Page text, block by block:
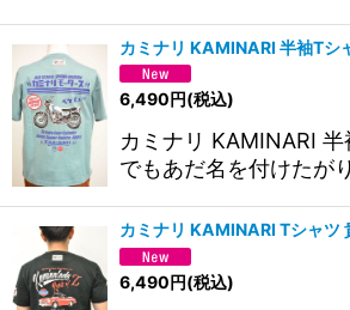
カミナリ KAMINARI 半袖Tシ
6,490円(税込)
カミナリ KAMINARI
でもあだ名を付けたが
カミナリ KAMINARI Tシ
6,490円(税込)